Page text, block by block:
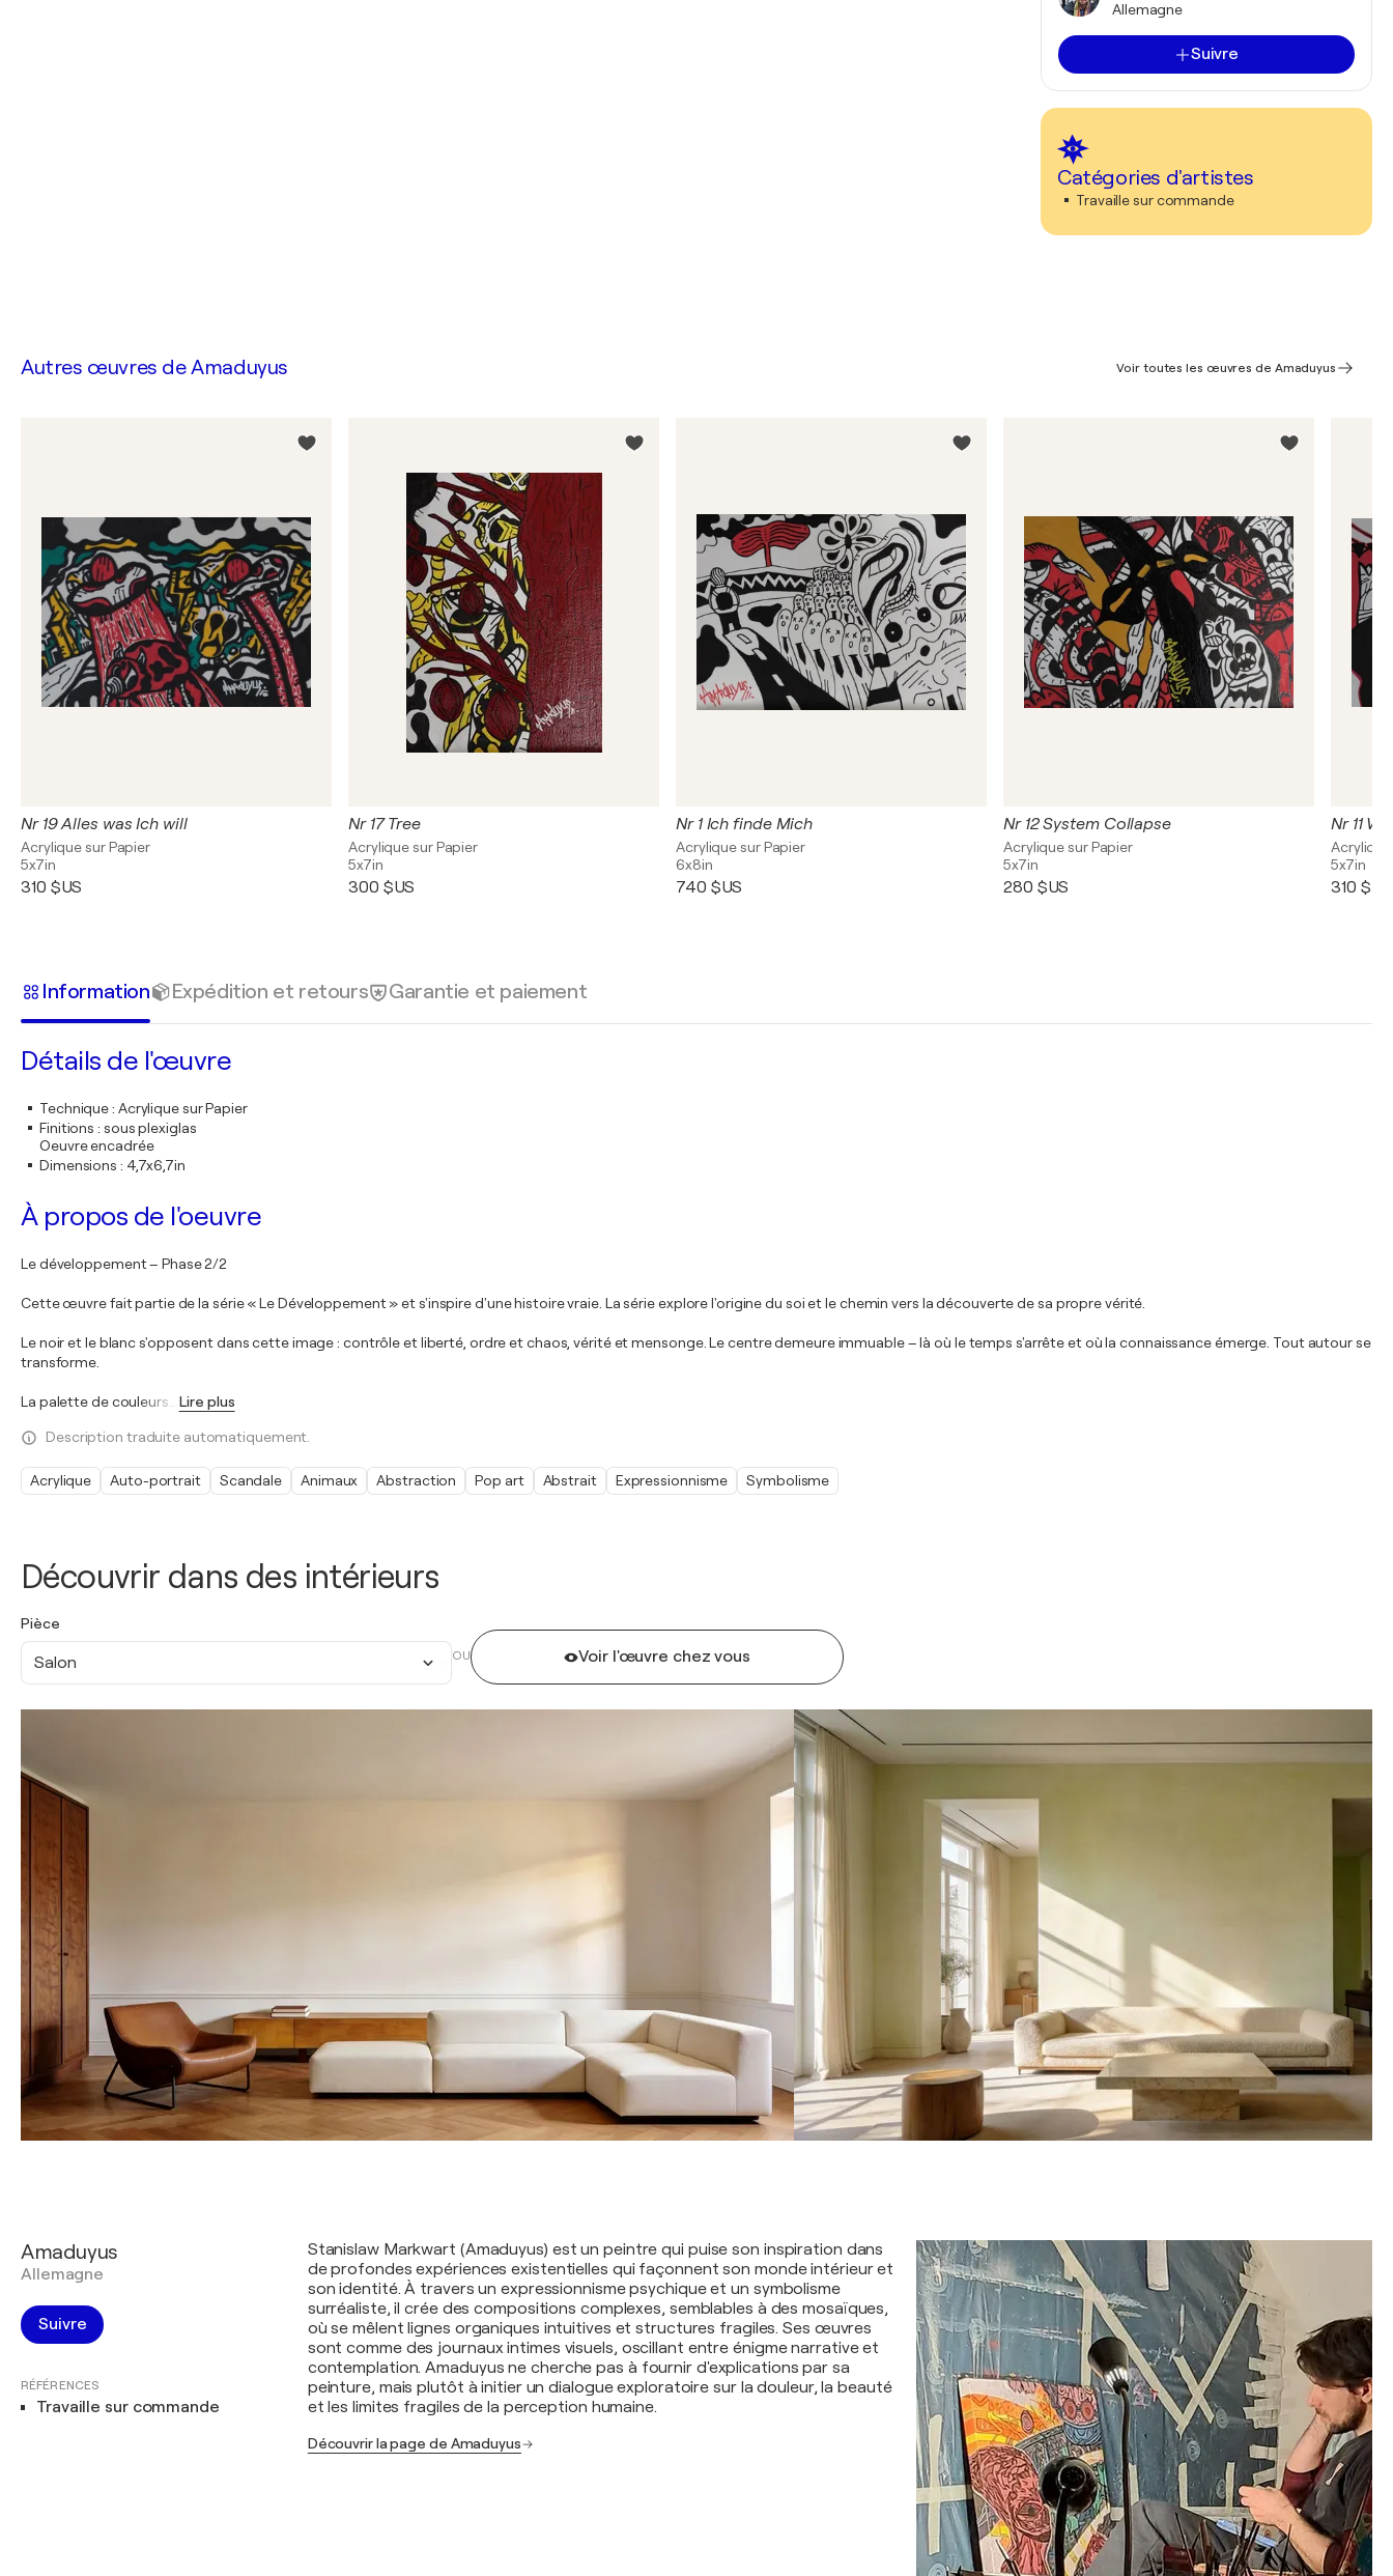
Allemagne
Suivre
Catégories d'artistes
Travaille sur commande
Découvrir dans des intérieurs
Pièce
Salon OU Voir l'œuvre chez vous
Autres œuvres deAmaduyus Voir toutes les œuvres de Amaduyus
Nr 19 Alles was Ich will
Acrylique sur Papier
5x7in
310 $US
Nr 17 Tree
Acrylique sur Papier
5x7in
300 $US
Nr 1 Ich finde Mich
Acrylique sur Papier
6x8in
740 $US
Nr 12 System Collapse
Acrylique sur Papier
5x7in
280 $US
Nr 11
5x7in
310 $US
Information Expédition et retours Garantie et paiement
Détails de l'œuvre
Technique: Acrylique sur Papier
Finitions : sous plexiglas
Oeuvre encadrée
Dimensions : 4,7x6,7in
À propos de l'oeuvre
Le développement – Phase 2/2
Cette œuvre fait partie de la série « Le Développement » et s'inspire d'une histoire vraie. La série explore l'origine du soi et le chemin vers la découverte de sa propre vérité.
Le noir et le blanc s'opposent dans cette image : contrôle et liberté, ordre et chaos, vérité et mensonge. Le centre demeure immuable – là où le temps s'arrête et où la connaissance émerge. Tout autour se
transforme.
La palette de couleurs Lire plus
Description traduite automatiquement.
Acrylique Auto-portrait Scandale Animaux Abstraction Pop art Abstrait Expressionnisme Symbolisme
Amaduyus
Allemagne
Suivre
RÉFÉRENCES
Travaille sur commande
Stanislaw Markwart (Amaduyus) est un peintre qui puise son inspiration dans
de profondes expériences existentielles qui façonnent son monde intérieur et
son identité. À travers un expressionnisme psychique et un symbolisme
surréaliste, il crée des compositions complexes, semblables à des mosaïques,
où se mêlent lignes organiques intuitives et structures fragiles. Ses œuvres
sont comme des journaux intimes visuels, oscillant entre énigme narrative et
contemplation. Amaduyus ne cherche pas à fournir d'explications par sa
peinture, mais plutôt à initier un dialogue exploratoire sur la douleur, la beauté
et les limites fragiles de la perception humaine.
Découvrir la page de Amaduyus